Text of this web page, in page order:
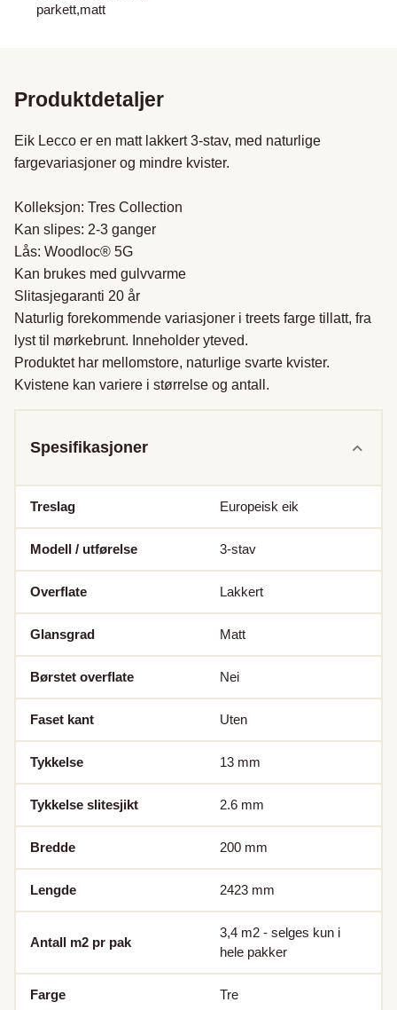
parkett,matt
Produktdetaljer
Eik Lecco er en matt lakkert 3-stav, med naturlige
fargevariasjoner og mindre kvister.
Kolleksjon: Tres Collection
Kan slipes: 2-3 ganger
Lås: Woodloc® 5G
Kan brukes med gulvvarme
Slitasjegaranti 20 år
Naturlig forekommende variasjoner i treets farge tillatt, fra
lyst til mørkebrunt. Inneholder yteved.
Produktet har mellomstore, naturlige svarte kvister.
Kvistene kan variere i størrelse og antall.
Spesifikasjoner
Treslag Europeisk eik
Modell / utførelse 3-stav
Overflate Lakkert
Glansgrad Matt
Børstet overflate Nei
Faset kant Uten
Tykkelse 13 mm
Tykkelse slitesjikt 2.6 mm
Bredde 200 mm
Lengde 2423 mm
Antall m2 pr pak
3,4 m2 - selges kun i
hele pakker
Farge Tre